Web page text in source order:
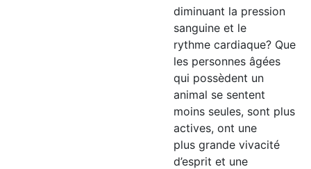
diminuant la pression
sanguine et le
rythme cardiaque? Que
les personnes âgées
qui possèdent un
animal se sentent
moins seules, sont plus
actives, ont une
plus grande vivacité
d’esprit et une